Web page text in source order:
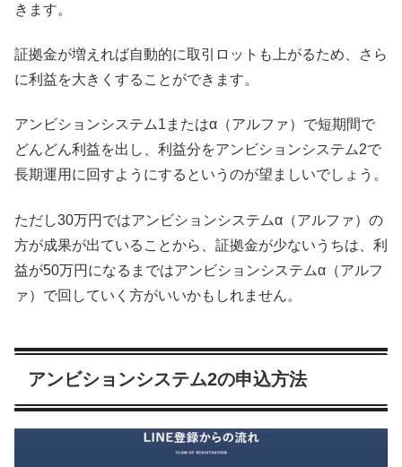
きます。
証拠金が増えれば自動的に取引ロットも上がるため、さら
に利益を大きくすることができます。
アンビションシステム1またはα（アルファ）で短期間で
どんどん利益を出し、利益分をアンビションシステム2で
長期運用に回すようにするというのが望ましいでしょう。
ただし30万円ではアンビションシステムα（アルファ）の
方が成果が出ていることから、証拠金が少ないうちは、利
益が50万円になるまではアンビションシステムα（アルフ
ァ）で回していく方がいいかもしれません。
アンビションシステム2の申込方法